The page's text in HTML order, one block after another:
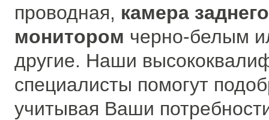
проводная, камера
монитором черно-белым
другие. Наши
специалисты помогут
учитывая Ваши